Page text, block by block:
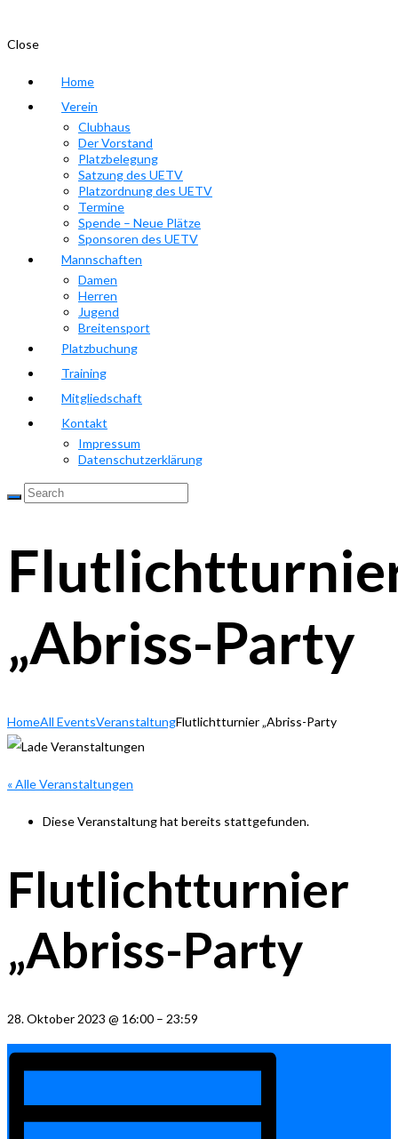
Close
Home
Verein
Clubhaus
Der Vorstand
Platzbelegung
Satzung des UETV
Platzordnung des UETV
Termine
Spende – Neue Plätze
Sponsoren des UETV
Mannschaften
Damen
Herren
Jugend
Breitensport
Platzbuchung
Training
Mitgliedschaft
Kontakt
Impressum
Datenschutzerklärung
„Abriss-Party
HomeAll EventsVeranstaltungFlutlichtturnier „Abriss-Party
« Alle Veranstaltungen
Diese Veranstaltung hat bereits stattgefunden.
Flutlichtturnier
„Abriss-Party
28. Oktober 2023 @ 16:00 – 23:59